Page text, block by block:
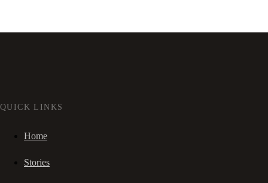
QUICK LINKS
Home
Stories